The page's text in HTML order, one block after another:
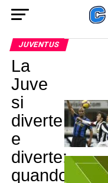
JUVENTUS
La
Juve
si
diverte
e
diverte:
quando